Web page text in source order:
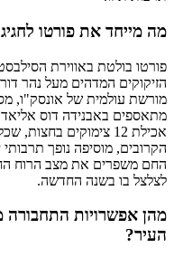
מה מייחד את פורטו
פורטו בולטת באווירת
הזיקוקים המדהים מעל נהר
מורשת עולמית של אונסק"ו,
מתאספים באבנידה דוס
אכילת 12 צימוקים
הקרובים, מוסיפה נופך תרבותי
החם משפרים את מצב הרוח
לצלצל בו בשנה החדשה.
מהן אפשרויות התחבורה
העיר?